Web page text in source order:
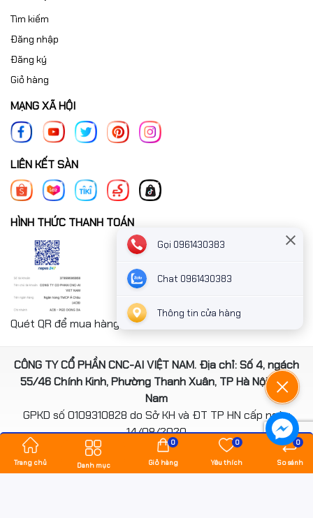
Tìm kiếm
Đăng nhập
Đăng ký
Giỏ hàng
MẠNG XÃ HỘI
LIÊN KẾT SÀN
HÌNH THỨC THANH TOÁN
Quét QR để mua hàng nhanh chóng thanh toán công ty
CÔNG TY CỔ PHẦN CNC-AI VIỆT NAM. Địa chỉ: Số 4, ngách
55/46 Chính Kinh, Phường Thanh Xuân, TP Hà Nội, Việt
Nam
GPKD số 0109310828 do Sở KH và ĐT TP HN cấp ngày
14/08/2020
*** Website đã đươc cấp phép của Bộ Công Thương
Trang chủ Danh mục Giỏ hàng
0
Yêu thích
0
So sánh
0
Gọi 0961430383
Chat 0961430383
Thông tin cửa hàng